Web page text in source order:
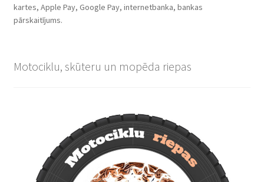
kartes, Apple Pay, Google Pay, internetbanka, bankas
pārskaitījums.
Motociklu, skūteru un mopēda riepas